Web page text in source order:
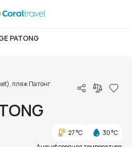
PATONG
пляж Патонг
27 °C
30 °C